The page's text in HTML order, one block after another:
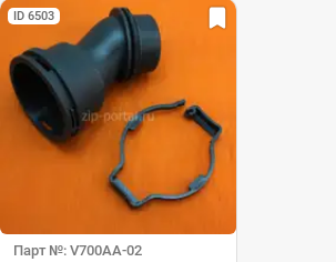
ID 6503
Парт №: V700AA-02